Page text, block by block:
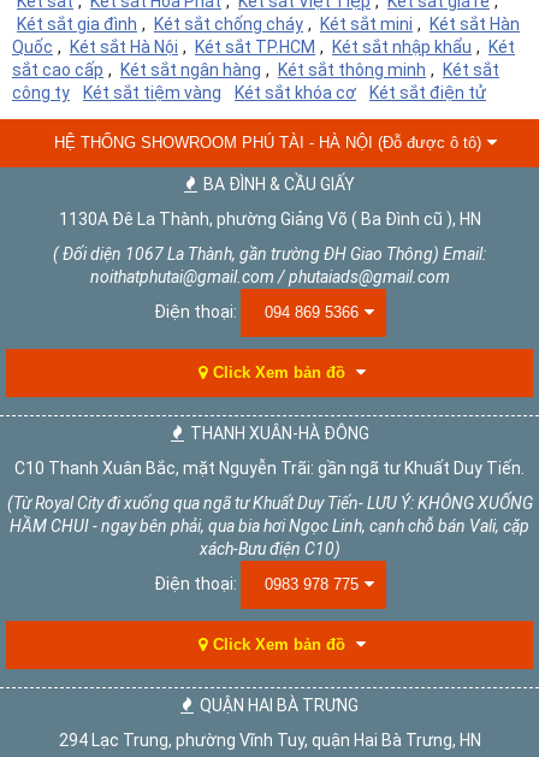
Két sắt gia đình , Két sắt chống cháy , Két sắt mini ,
Két sắt Hàn
Quốc , Két sắt Hà Nội , Két sắt TP.HCM , Két sắt nhập khẩu ,
Két
sắt cao cấp , Két sắt ngân hàng , Két sắt thông minh ,
Két sắt
công ty
Két sắt tiệm vàng Két sắt khóa cơ Két sắt điện tử
HỆ THỐNG SHOWROOM PHÚ TÀI - HÀ NỘI (Đỗ được ô tô)
BA ĐÌNH & CẦU GIẤY
1130A Đê La Thành, phường Giảng Võ ( Ba Đình cũ ), HN
( Đối diện 1067 La Thành, gần trường ĐH Giao Thông) Email:
noithatphutai@gmail.com / phutaiads@gmail.com
Điện thoại:
094 869 5366
Click Xem bản đồ
THANH XUÂN-HÀ ĐÔNG
C10 Thanh Xuân Bắc, mặt Nguyễn Trãi: gần ngã tư Khuất Duy Tiến.
(Từ Royal City đi xuống qua ngã tư Khuất Duy Tiến- LƯU Ý: KHÔNG XUỐNG
HẦM CHUI - ngay bên phải, qua bia hơi Ngọc Linh, cạnh chỗ bán Vali, cặp
xách-Bưu điện C10)
Điện thoại:
0983 978 775
Click Xem bản đồ
QUẬN HAI BÀ TRƯNG
294 Lạc Trung, phường Vĩnh Tuy, quận Hai Bà Trưng, HN